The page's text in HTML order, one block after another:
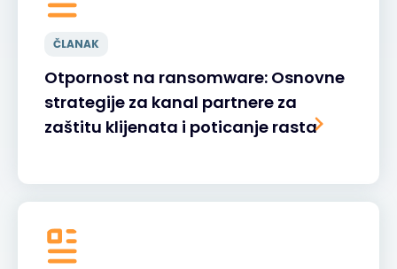
ČLANAK
Otpornost na ransomware: Osnovne
strategije za kanal partnere za
zaštitu klijenata i poticanje rasta